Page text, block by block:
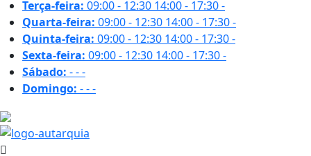
Terça-feira: 09:00 - 12:30 14:00 - 17:30-
Quarta-feira: 09:00 - 12:30 14:00 - 17:30-
Quinta-feira: 09:00 - 12:30 14:00 - 17:30-
Sexta-feira: 09:00 - 12:30 14:00 - 17:30-
Sábado: ---
Domingo: ---